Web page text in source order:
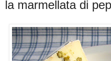
la marmellata di